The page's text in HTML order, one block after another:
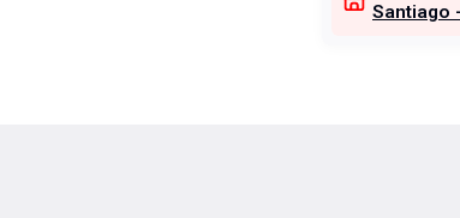
Santiago